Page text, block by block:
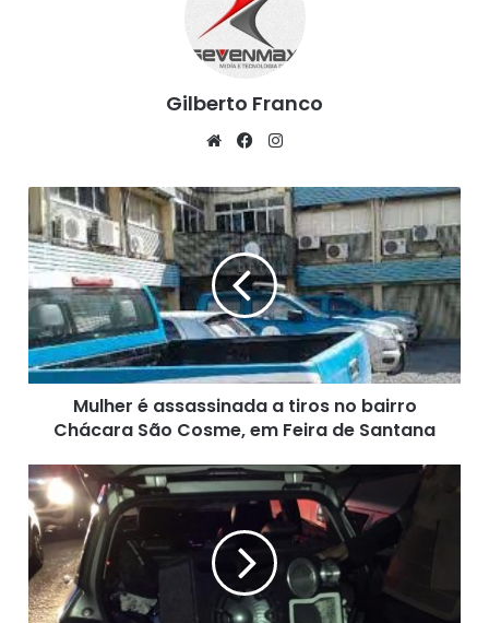
Fonte: G1, (06/09/2020)
Gilberto Franco
We
te
Fa
bo
ok
ra
m
M
l
h
e
r
é
a
s
s
i
n
a
a
a
Mulher é assassinada a tiros no bairro
Chácara São Cosme, em Feira de Santana
P
o
l
i
a